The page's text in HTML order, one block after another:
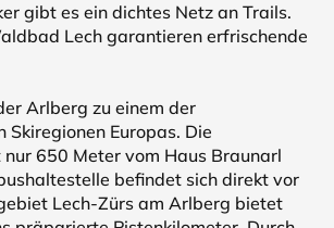
gibt es ein dichtes Netz an Trails.
Lech garantieren erfrischende
Arlberg zu einem der
Skiregionen Europas. Die
650 Meter vom Haus Braunarl
befindet sich direkt vor
Lech-Zürs am Arlberg bietet